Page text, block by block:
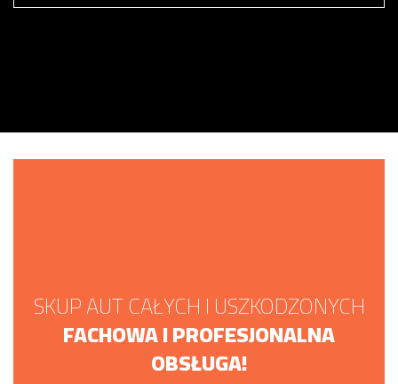
SKUP AUT CAŁYCH I USZKODZONYCH
FACHOWA I PROFESJONALNA
OBSŁUGA!